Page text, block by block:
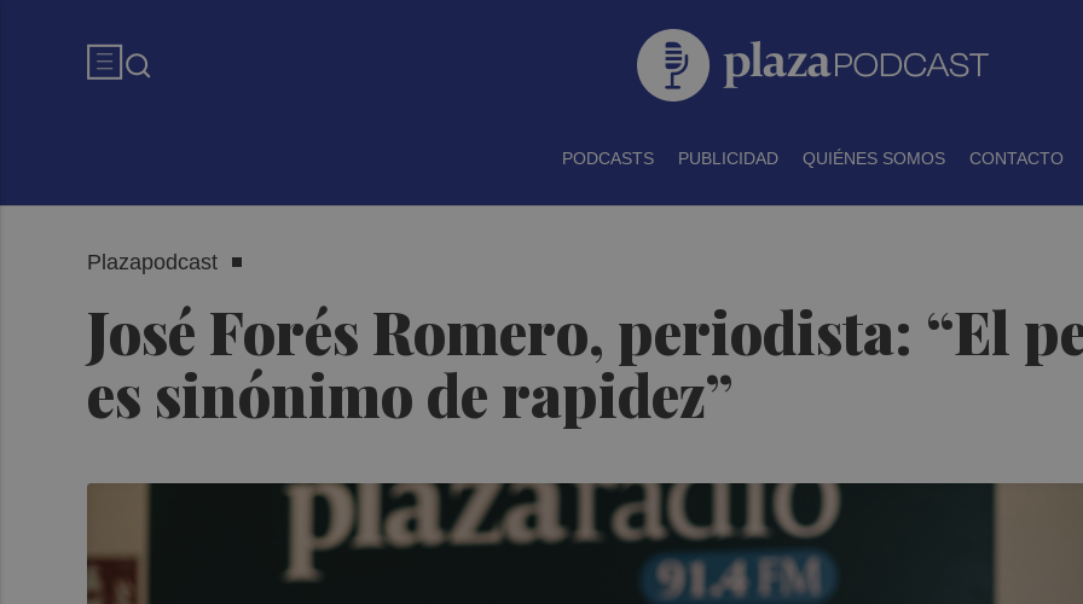
PODCASTS PUBLICIDAD QUIÉNES SOMOS CONTACTO
Plazapodcast
José Forés Romero, periodista: “El
es sinónimo de rapidez”